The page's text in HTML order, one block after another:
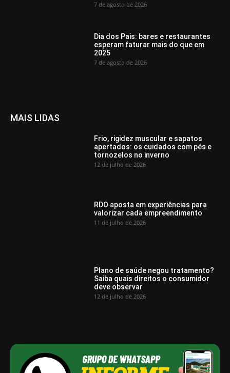
7 de agosto de 2026
Dia dos Pais: bares e restaurantes
esperam faturar mais do que em
2025
7 de agosto de 2026
MAIS LIDAS
Frio, rigidez muscular e sapatos
apertados: os cuidados com pés e
tornozelos no inverno
12 de julho de 2026
RDO aposta em experiências para
valorizar cada empreendimento
11 de julho de 2026
Plano de saúde negou tratamento?
Saiba quais direitos o consumidor
deve observar
12 de julho de 2026